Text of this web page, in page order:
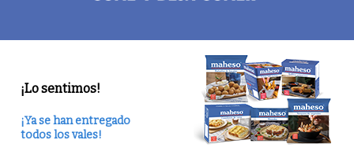
¡Lo sentimos!
¡Ya se han entregado
todos los vales!